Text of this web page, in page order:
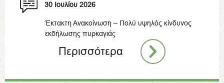
30 Ιουλίου 2026
Έκτακτη Ανακοίνωση – Πολύ υψηλός κίνδυνος
εκδήλωσης πυρκαγιάς
Περισσότερα